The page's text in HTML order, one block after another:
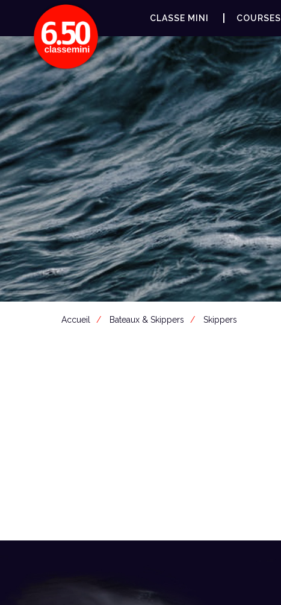
CLASSE MINI COURSES
Accueil Bateaux & Skippers Skippers